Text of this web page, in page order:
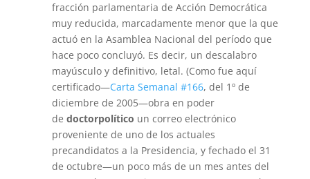
fracción parlamentaria de Acción Democrática
muy reducida, marcadamente menor que la que
actuó en la Asamblea Nacional del período que
hace poco concluyó. Es decir, un descalabro
mayúsculo y definitivo, letal. (Como fue aquí
certificado—Carta Semanal #166, del 1º de
diciembre de 2005—obra en poder
de doctorpolítico un correo electrónico
proveniente de uno de los actuales
precandidatos a la Presidencia, y fechado el 31
de octubre—un poco más de un mes antes del